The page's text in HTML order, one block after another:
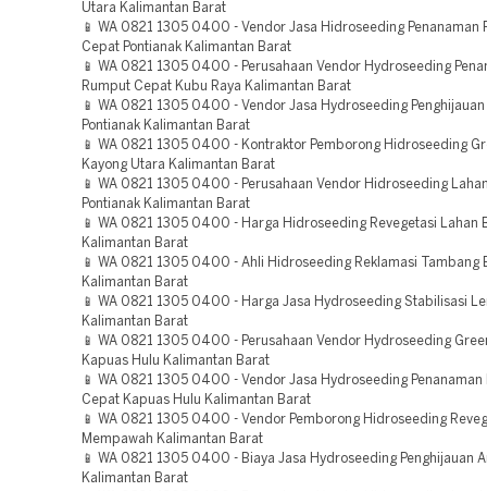
Utara Kalimantan Barat
📱 WA 0821 1305 0400 - Vendor Jasa Hidroseeding Penanaman
Cepat Pontianak Kalimantan Barat
📱 WA 0821 1305 0400 - Perusahaan Vendor Hydroseeding
Rumput Cepat Kubu Raya Kalimantan Barat
📱 WA 0821 1305 0400 - Vendor Jasa Hydroseeding Penghijauan
Pontianak Kalimantan Barat
📱 WA 0821 1305 0400 - Kontraktor Pemborong Hidroseeding
Kayong Utara Kalimantan Barat
📱 WA 0821 1305 0400 - Perusahaan Vendor Hidroseeding
Pontianak Kalimantan Barat
📱 WA 0821 1305 0400 - Harga Hidroseeding Revegetasi Lahan
Kalimantan Barat
📱 WA 0821 1305 0400 - Ahli Hidroseeding Reklamasi Tambang
Kalimantan Barat
📱 WA 0821 1305 0400 - Harga Jasa Hydroseeding Stabilisasi
Kalimantan Barat
📱 WA 0821 1305 0400 - Perusahaan Vendor Hydroseeding
Kapuas Hulu Kalimantan Barat
📱 WA 0821 1305 0400 - Vendor Jasa Hydroseeding Penanaman
Cepat Kapuas Hulu Kalimantan Barat
📱 WA 0821 1305 0400 - Vendor Pemborong Hidroseeding
Mempawah Kalimantan Barat
📱 WA 0821 1305 0400 - Biaya Jasa Hydroseeding Penghijauan
Kalimantan Barat